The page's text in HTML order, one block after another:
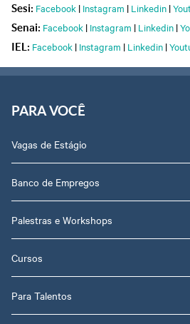
Sesi: Facebook | Instagram | Linkedin |
Senai: Facebook | Instagram | Linkedin |
IEL: Facebook | Instagram | Linkedin |
PARA VOCÊ
Vagas de Estágio
Banco de Empregos
Palestras e Workshops
Cursos
Para Talentos